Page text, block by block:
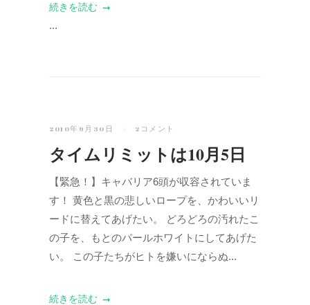
続きを読む
...
2010年9月30日 2コメント
タイムリミットは10月5日
【緊急！】キャバリア6頭が収容されていま
す！ 黄色と黒の悲しいロープを、かわいいリ
ードに替えてあげたい。 どろどろの汚れたこ
の子を、もとのパールホワイトにしてあげた
い。 この子たちがヒトを嫌いにならぬ...
続きを読む